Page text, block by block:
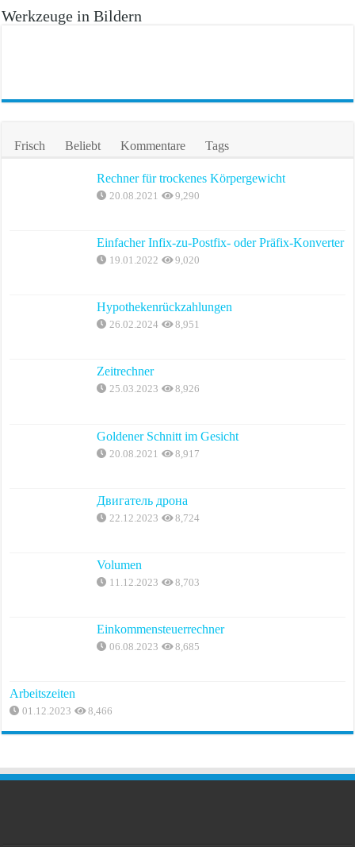
Werkzeuge in Bildern
Frisch Beliebt Kommentare Tags
Rechner für trockenes Körpergewicht
20.08.2021 9,290
Einfacher Infix-zu-Postfix- oder Präfix-Konverter
19.01.2022 9,020
Hypothekenrückzahlungen
26.02.2024 8,951
Zeitrechner
25.03.2023 8,926
Goldener Schnitt im Gesicht
20.08.2021 8,917
Двигатель дрона
22.12.2023 8,724
Volumen
11.12.2023 8,703
Einkommensteuerrechner
06.08.2023 8,685
Arbeitszeiten
01.12.2023 8,466